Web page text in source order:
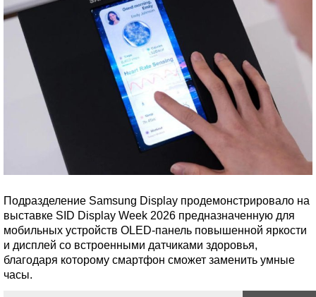
Подразделение Samsung Display продемонстрировало на
выставке SID Display Week 2026 предназначенную для
мобильных устройств OLED-панель повышенной яркости
и дисплей со встроенными датчиками здоровья,
благодаря которому смартфон сможет заменить умные
часы.